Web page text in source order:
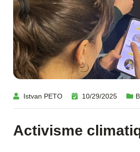
Istvan PETO 10/29/2025
Activisme